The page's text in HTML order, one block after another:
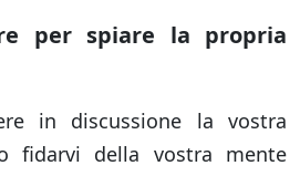
per spiare la propria
in discussione la vostra
fidarvi della vostra mente